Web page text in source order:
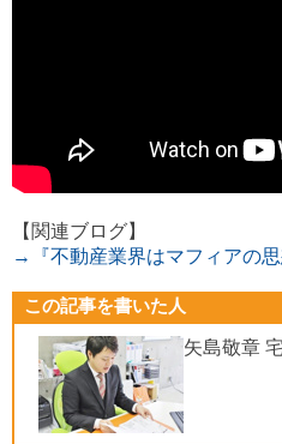
【関連ブログ】
→『不動産業界はマフィアの思
この記事を書いた人
矢島敬章